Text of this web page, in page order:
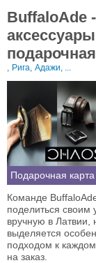
BuffaloAde
Рига, Адажи, ...
Подарочная карта
Команде
поделиться своим
вручную в Латвии,
выделяется
подходом к
на заказ.